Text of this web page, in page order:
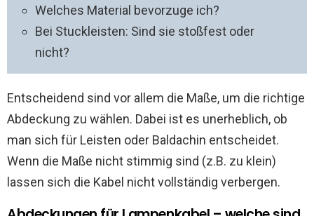
Welches Material bevorzuge ich?
Bei Stuckleisten: Sind sie stoßfest oder
nicht?
Entscheidend sind vor allem die Maße, um die richtige
Abdeckung zu wählen. Dabei ist es unerheblich, ob
man sich für Leisten oder Baldachin entscheidet.
Wenn die Maße nicht stimmig sind (z.B. zu klein)
lassen sich die Kabel nicht vollständig verbergen.